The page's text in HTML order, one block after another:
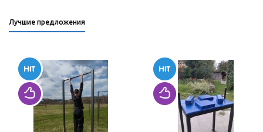
Лучшие предложения